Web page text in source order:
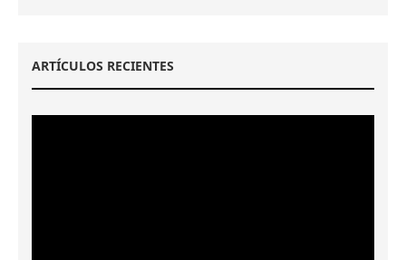
ARTÍCULOS RECIENTES